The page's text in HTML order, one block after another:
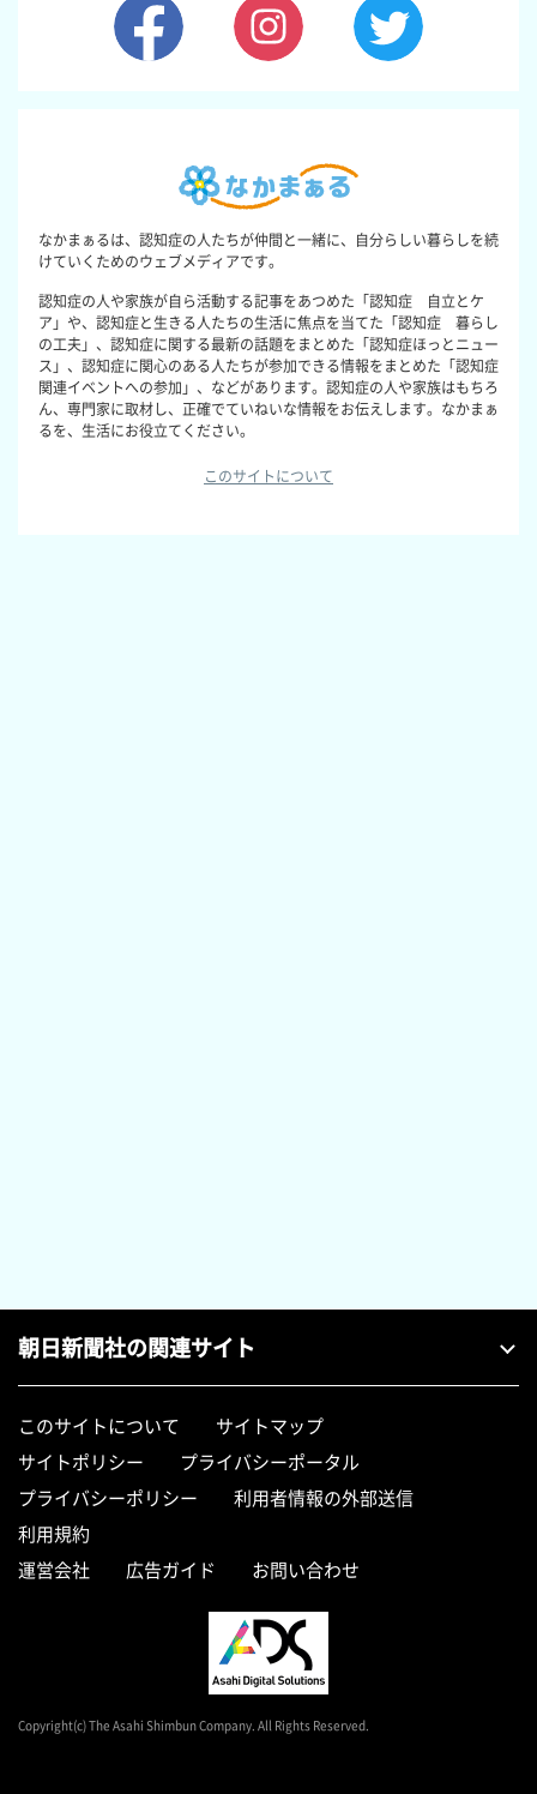
なかまぁるは、認知症の人たちが仲間と一緒に、自分らしい暮らしを続
けていくためのウェブメディアです。
認知症の人や家族が自ら活動する記事をあつめた「認知症 自立とケ
ア」や、認知症と生きる人たちの生活に焦点を当てた「認知症 暮らし
の工夫」、認知症に関する最新の話題をまとめた「認知症ほっとニュー
ス」、認知症に関心のある人たちが参加できる情報をまとめた「認知症
関連イベントへの参加」、などがあります。認知症の人や家族はもちろ
ん、専門家に取材し、正確でていねいな情報をお伝えします。なかまぁ
るを、生活にお役立てください。
このサイトについて
朝日新聞社の関連サイト
このサイトについて
サイトマップ
サイトポリシー
プライバシーポータル
プライバシーポリシー
利用者情報の外部送信
利用規約
運営会社
広告ガイド お問い合わせ
Copyright(c) The Asahi Shimbun Company. All Rights Reserved.